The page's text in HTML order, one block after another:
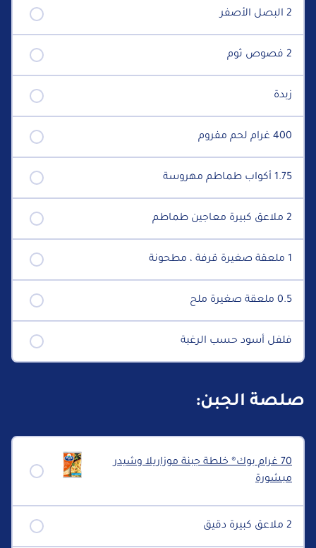
2 البصل الأصفر
2 فصوص ثوم
زبدة
400 غرام لحم مفروم
1.75 أكواب طماطم مهروسة
2 ملاعق كبيرة معاجين طماطم
1 ملعقة صغيرة قرفة ، مطحونة
0.5 ملعقة صغيرة ملح
فلفل أسود حسب الرغبة
صلصة الجبن:
70 غرام بوك® خلطة جبنة موزاريلا وشيدر
مبشورة
2 ملاعق كبيرة دقيق